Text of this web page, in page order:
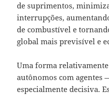
de suprimentos,
interrupções,
de combustível e
global mais previsível e
Uma forma
autônomos com agentes
especialmente decisiva.